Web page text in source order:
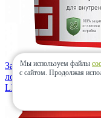
Затирка
лосось 2 кг
LITOKOL
Мы используем файлы
с сайтом. Продолжая